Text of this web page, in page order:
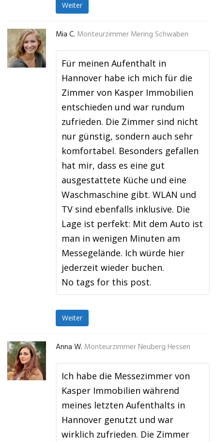
Weiter
Mia C. Monteurzimmer Mering Schwaben
Für meinen Aufenthalt in
Hannover habe ich mich für die
Zimmer von Kasper Immobilien
entschieden und war rundum
zufrieden. Die Zimmer sind nicht
nur günstig, sondern auch sehr
komfortabel. Besonders gefallen
hat mir, dass es eine gut
ausgestattete Küche und eine
Waschmaschine gibt. WLAN und
TV sind ebenfalls inklusive. Die
Lage ist perfekt: Mit dem Auto ist
man in wenigen Minuten am
Messegelände. Ich würde hier
jederzeit wieder buchen.
No tags for this post.
Weiter
Anna W. Monteurzimmer Neuberg Hessen
Ich habe die Messezimmer von
Kasper Immobilien während
meines letzten Aufenthalts in
Hannover genutzt und war
wirklich zufrieden. Die Zimmer